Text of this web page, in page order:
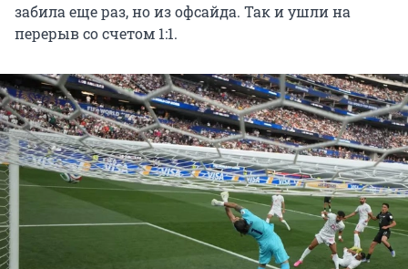
забила еще раз, но из офсайда. Так и ушли на
перерыв со счетом 1:1.